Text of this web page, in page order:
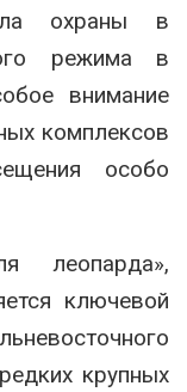
охраны в
режима в
внимание
комплексов
особо
леопарда»,
ключевой
крупных